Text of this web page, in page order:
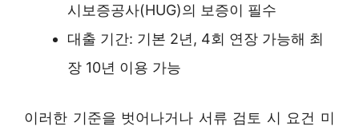
시보증공사(HUG)의 보증이 필수
대출 기간: 기본 2년, 4회 연장 가능해 최
장 10년 이용 가능
이러한 기준을 벗어나거나 서류 검토 시 요건 미